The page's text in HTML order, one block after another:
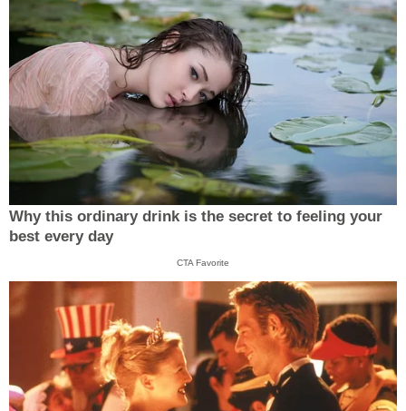
Why this ordinary drink is the secret to feeling your
best every day
CTA Favorite